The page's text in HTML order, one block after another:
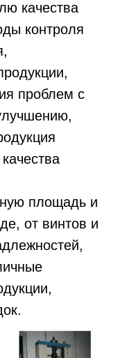
качества
контроля
проблем с
площадь и
от винтов и